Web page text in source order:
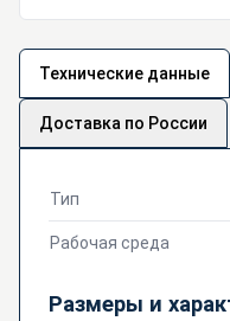
Технические данные
Доставка по России
Тип
Рабочая среда
Размеры и